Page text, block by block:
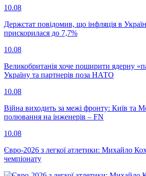
10.08
Держстат повідомив, що інфляція в
прискорилася до 7,7%
10.08
Великобританія хоче поширити ядерну
Україну та партнерів поза НАТО
10.08
Війна виходить за межі фронту: Київ та
полювання на інженерів – FN
10.08
Євро-2026 з легкої атлетики: Михайло
чемпіонату